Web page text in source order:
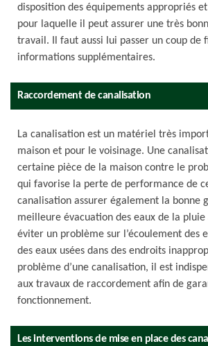
disposition des équipements appropriés
pour laquelle il peut assurer une très
travail. Il faut aussi lui passer un coup de
informations supplémentaires.
Raccordement de canalisation
La canalisation est un matériel très
maison et pour le voisinage. Une
certaine pièce de la maison contre le
qui favorise la perte de performance de
canalisation assurer également la bonne
meilleure évacuation des eaux de la
éviter un problème sur l’écoulement des
des eaux usées dans des endroits
problème d’une canalisation, il est
aux travaux de raccordement afin de
fonctionnement.
Les interventions de mise en place des